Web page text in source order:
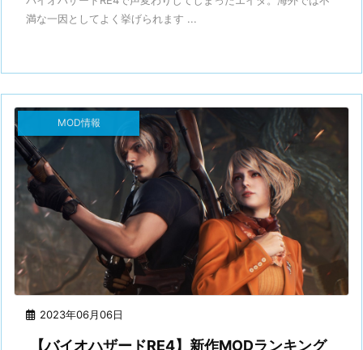
満な一因としてよく挙げられます ...
2023年06月06日
MOD情報
【バイオハザードRE4】新作MODランキング